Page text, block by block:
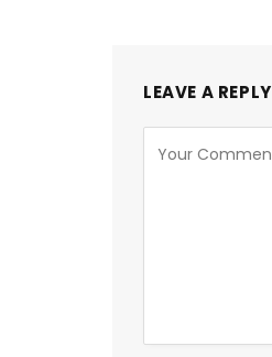
LEAVE A REPLY